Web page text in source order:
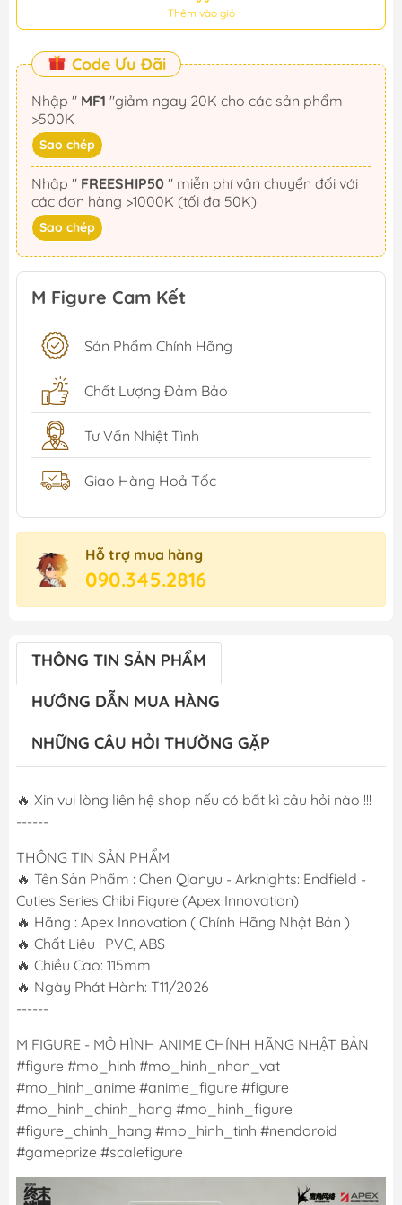
Thêm vào giỏ
Code Ưu Đãi
Nhập " MF1
>500K
Sao chép
Nhập " FREESHIP50
các đơn hàng >1000K (tối đa 50K)
Sao chép
M Figure Cam Kết
Sản Phẩm Chính Hãng
Chất Lượng Đảm Bảo
Tư Vấn Nhiệt Tình
Giao Hàng Hoả Tốc
Hỗ trợ mua hàng
090.345.2816
THÔNG TIN SẢN PHẨM
HƯỚNG DẪN MUA HÀNG
NHỮNG CÂU HỎI THƯỜNG GẶP
🔥 Xin vui lòng liên hệ shop nếu có bất kì câu hỏi nào !!!
------
THÔNG TIN SẢN PHẨM
🔥 Tên Sản Phẩm : Chen Qianyu - Arknights: Endfield -
Cuties Series Chibi Figure (Apex Innovation)
🔥 Hãng : Apex Innovation ( Chính Hãng Nhật Bản )
🔥 Chất Liệu : PVC, ABS
🔥 Chiều Cao: 115mm
🔥 Ngày Phát Hành: T11/2026
------
M FIGURE - MÔ HÌNH ANIME CHÍNH HÃNG NHẬT BẢN
#figure #mo_hinh #mo_hinh_nhan_vat
#mo_hinh_anime #anime_figure #figure
#mo_hinh_chinh_hang #mo_hinh_figure
#figure_chinh_hang #mo_hinh_tinh #nendoroid
#gameprize #scalefigure